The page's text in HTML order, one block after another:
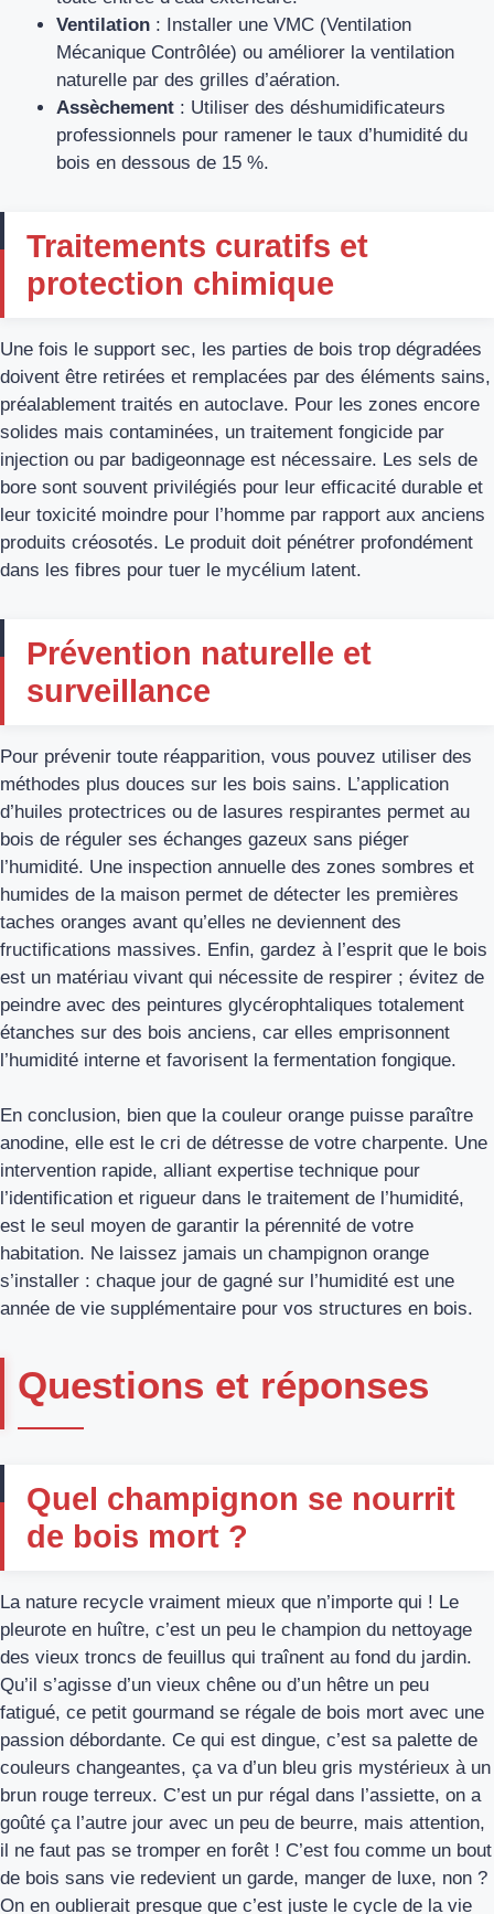
Ventilation : Installer une VMC (Ventilation
Mécanique Contrôlée) ou améliorer la ventilation
naturelle par des grilles d’aération.
Assèchement : Utiliser des déshumidificateurs
professionnels pour ramener le taux d’humidité du
bois en dessous de 15 %.
Traitements curatifs et
protection chimique
Une fois le support sec, les parties de bois trop dégradées
doivent être retirées et remplacées par des éléments sains,
préalablement traités en autoclave. Pour les zones encore
solides mais contaminées, un traitement fongicide par
injection ou par badigeonnage est nécessaire. Les sels de
bore sont souvent privilégiés pour leur efficacité durable et
leur toxicité moindre pour l’homme par rapport aux anciens
produits créosotés. Le produit doit pénétrer profondément
dans les fibres pour tuer le mycélium latent.
Prévention naturelle et
surveillance
Pour prévenir toute réapparition, vous pouvez utiliser des
méthodes plus douces sur les bois sains. L’application
d’huiles protectrices ou de lasures respirantes permet au
bois de réguler ses échanges gazeux sans piéger
l’humidité. Une inspection annuelle des zones sombres et
humides de la maison permet de détecter les premières
taches oranges avant qu’elles ne deviennent des
fructifications massives. Enfin, gardez à l’esprit que le bois
est un matériau vivant qui nécessite de respirer ; évitez de
peindre avec des peintures glycérophtaliques totalement
étanches sur des bois anciens, car elles emprisonnent
l’humidité interne et favorisent la fermentation fongique.
En conclusion, bien que la couleur orange puisse paraître
anodine, elle est le cri de détresse de votre charpente. Une
intervention rapide, alliant expertise technique pour
l’identification et rigueur dans le traitement de l’humidité,
est le seul moyen de garantir la pérennité de votre
habitation. Ne laissez jamais un champignon orange
s’installer : chaque jour de gagné sur l’humidité est une
année de vie supplémentaire pour vos structures en bois.
Questions et réponses
Quel champignon se nourrit
de bois mort ?
La nature recycle vraiment mieux que n’importe qui ! Le
pleurote en huître, c’est un peu le champion du nettoyage
des vieux troncs de feuillus qui traînent au fond du jardin.
Qu’il s’agisse d’un vieux chêne ou d’un hêtre un peu
fatigué, ce petit gourmand se régale de bois mort avec une
passion débordante. Ce qui est dingue, c’est sa palette de
couleurs changeantes, ça va d’un bleu gris mystérieux à un
brun rouge terreux. C’est un pur régal dans l’assiette, on a
goûté ça l’autre jour avec un peu de beurre, mais attention,
il ne faut pas se tromper en forêt ! C’est fou comme un bout
de bois sans vie redevient un garde, manger de luxe, non ?
On en oublierait presque que c’est juste le cycle de la vie